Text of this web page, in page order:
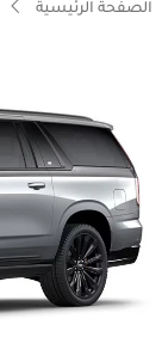
الصفحة الرئيسية